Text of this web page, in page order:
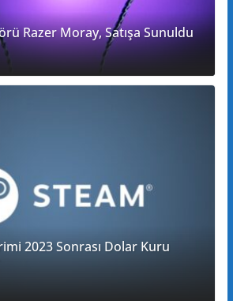
Razer Moray, Satışa Sunuldu
2023 Sonrası Dolar Kuru